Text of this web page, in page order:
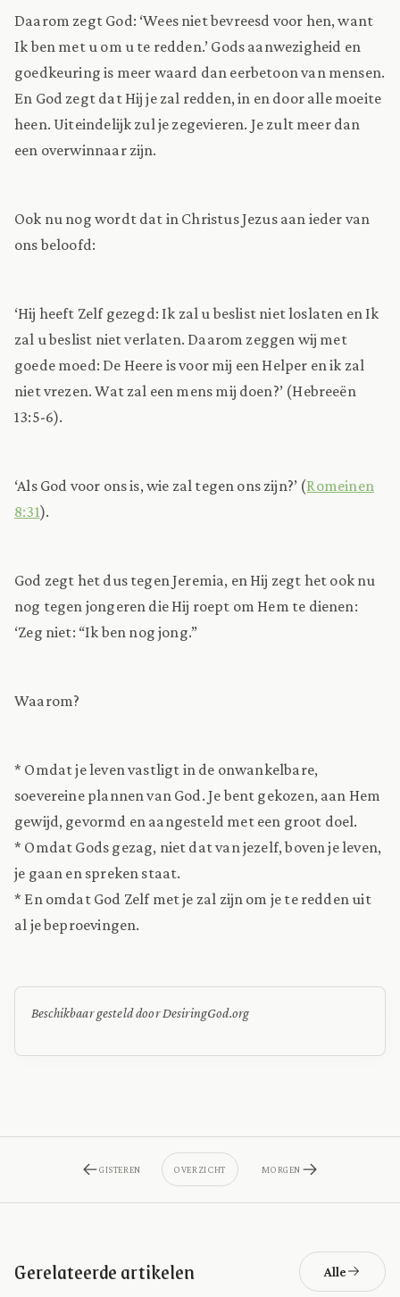
Daarom zegt God: ‘Wees niet bevreesd voor hen, want
Ik ben met u om u te redden.’ Gods aanwezigheid en
goedkeuring is meer waard dan eerbetoon van mensen.
En God zegt dat Hij je zal redden, in en door alle moeite
heen. Uiteindelijk zul je zegevieren. Je zult meer dan
een overwinnaar zijn.
Ook nu nog wordt dat in Christus Jezus aan ieder van
ons beloofd:
‘Hij heeft Zelf gezegd: Ik zal u beslist niet loslaten en Ik
zal u beslist niet verlaten. Daarom zeggen wij met
goede moed: De Heere is voor mij een Helper en ik zal
niet vrezen. Wat zal een mens mij doen?’ (Hebreeën
13:5-6).
‘Als God voor ons is, wie zal tegen ons zijn?’ (Romeinen
8:31).
God zegt het dus tegen Jeremia, en Hij zegt het ook nu
nog tegen jongeren die Hij roept om Hem te dienen:
‘Zeg niet: “Ik ben nog jong.”
Waarom?
* Omdat je leven vastligt in de onwankelbare,
soevereine plannen van God. Je bent gekozen, aan Hem
gewijd, gevormd en aangesteld met een groot doel.
* Omdat Gods gezag, niet dat van jezelf, boven je leven,
je gaan en spreken staat.
* En omdat God Zelf met je zal zijn om je te redden uit
al je beproevingen.
Beschikbaar gesteld door DesiringGod.org
GISTEREN OVERZICHT MORGEN
Gerelateerde artikelen Alle